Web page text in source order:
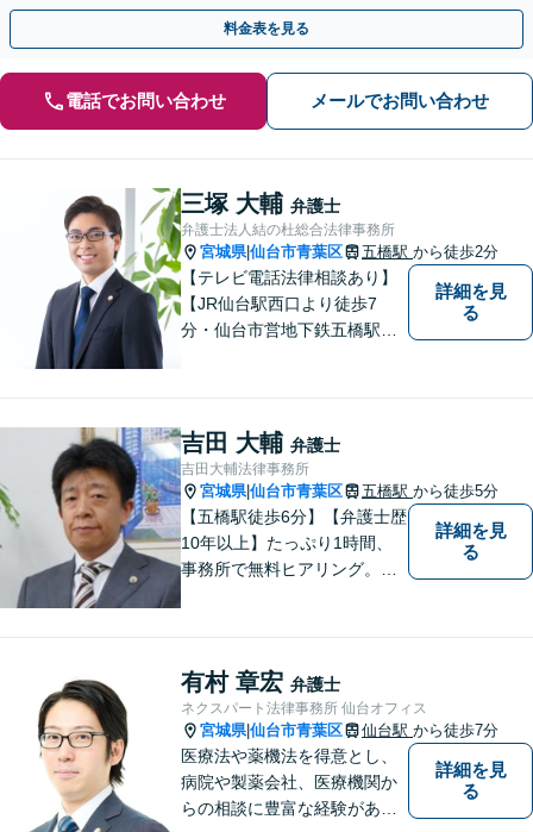
やり取りも可能です【青葉通一番町駅5分】
料金表を見る
電話でお問い合わせ メールでお問い合わせ
三塚 大輔 弁護士
弁護士法人結の杜総合法律事務所
宮城県|仙台市青葉区 五橋駅 から徒歩2分
【テレビ電話法律相談あり】
【JR仙台駅西口より徒歩7
分・仙台市営地下鉄五橋駅北4
間・土曜相談あり】【明るく
キレイな完全個室相談室】
詳細を見
る
吉田 大輔 弁護士
吉田大輔法律事務所
宮城県|仙台市青葉区 五橋駅 から徒歩5分
【五橋駅徒歩6分】【弁護士歴
10年以上】たっぷり1時間、
事務所で無料ヒアリング。気
の糸口を一緒に探すことを大
切にしています。
詳細を見
る
有村 章宏 弁護士
ネクスパート法律事務所 仙台オフィス
宮城県|仙台市青葉区 仙台駅 から徒歩7分
医療法や薬機法を得意とし、
病院や製薬会社、医療機関か
らの相談に豊富な経験があり
詳細を見
る